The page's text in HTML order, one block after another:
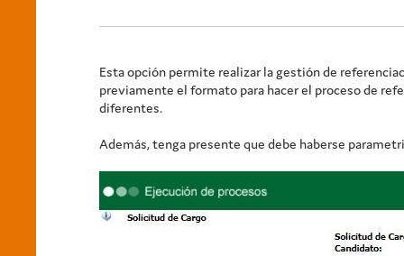
Esta opción permite realizar la gestión de
previamente el formato para hacer el proceso de
diferentes.
Además, tenga presente que debe haberse